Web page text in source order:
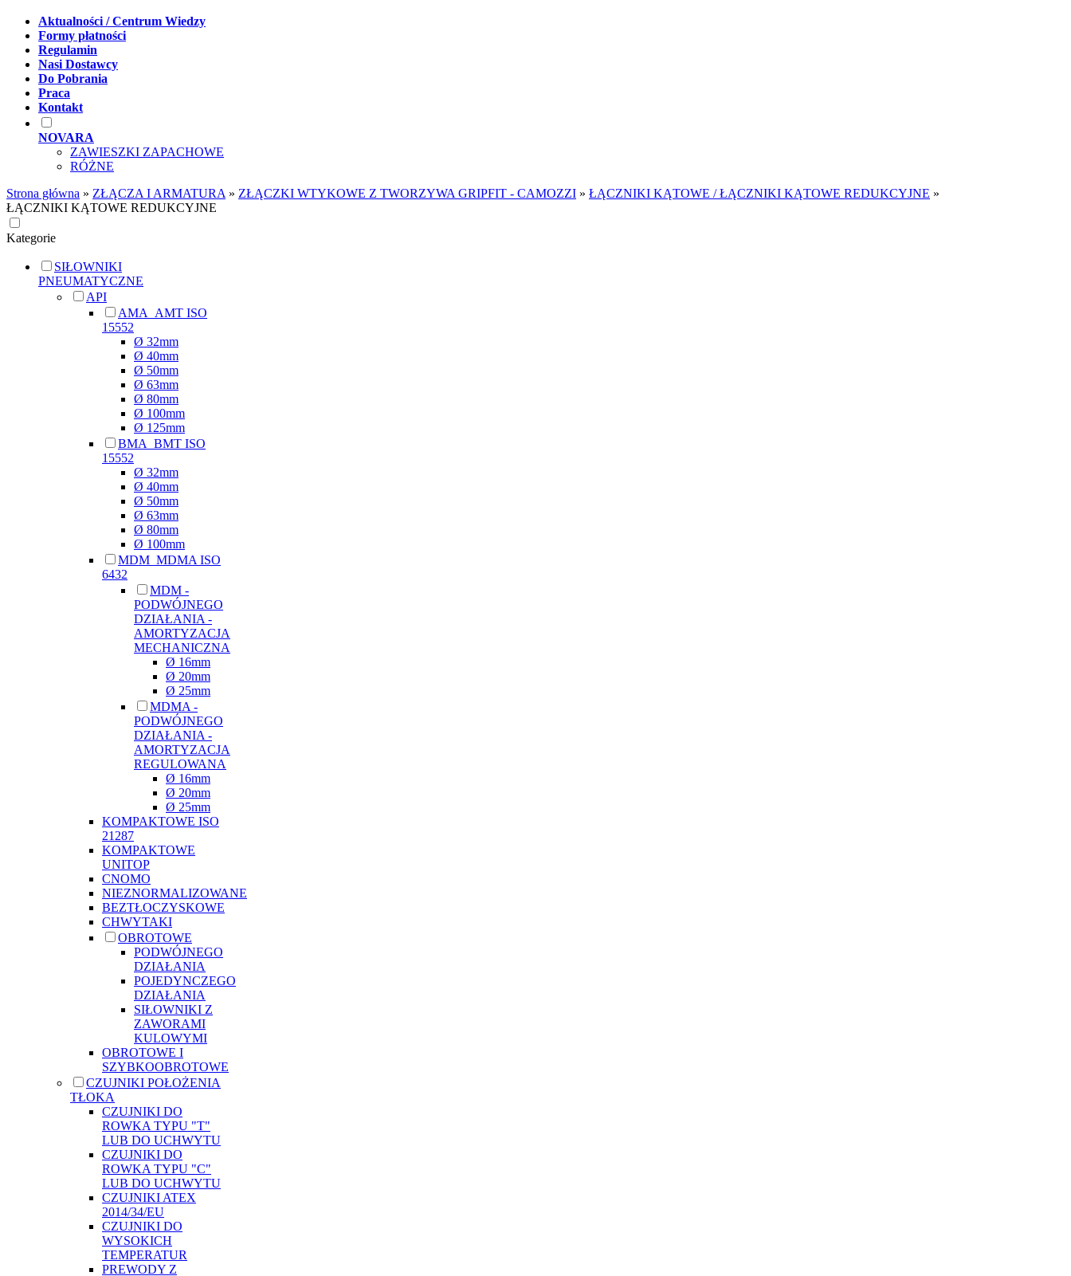
Aktualności / Centrum Wiedzy
Formy płatności
Regulamin
Nasi Dostawcy
Do Pobrania
Praca
Kontakt
NOVARA
ZAWIESZKI ZAPACHOWE
RÓŻNE
Strona główna » ZŁĄCZA I ARMATURA » ZŁĄCZKI WTYKOWE Z TWORZYWA GRIPFIT - CAMOZZI » ŁĄCZNIKI KĄTOWE / ŁĄCZNIKI KĄTOWE REDUKCYJNE »
ŁĄCZNIKI KĄTOWE REDUKCYJNE
Kategorie
SIŁOWNIKI
PNEUMATYCZNE
API
AMA_AMT ISO
15552
Ø 32mm
Ø 40mm
Ø 50mm
Ø 63mm
Ø 80mm
Ø 100mm
Ø 125mm
BMA_BMT ISO
15552
Ø 32mm
Ø 40mm
Ø 50mm
Ø 63mm
Ø 80mm
Ø 100mm
MDM_MDMA ISO
6432
MDM -
PODWÓJNEGO
DZIAŁANIA -
AMORTYZACJA
MECHANICZNA
Ø 16mm
Ø 20mm
Ø 25mm
MDMA -
PODWÓJNEGO
DZIAŁANIA -
AMORTYZACJA
REGULOWANA
Ø 16mm
Ø 20mm
Ø 25mm
KOMPAKTOWE ISO
21287
KOMPAKTOWE
UNITOP
CNOMO
NIEZNORMALIZOWANE
BEZTŁOCZYSKOWE
CHWYTAKI
OBROTOWE
PODWÓJNEGO
DZIAŁANIA
POJEDYNCZEGO
DZIAŁANIA
SIŁOWNIKI Z
ZAWORAMI
KULOWYMI
OBROTOWE I
SZYBKOOBROTOWE
CZUJNIKI POŁOŻENIA
TŁOKA
CZUJNIKI DO
ROWKA TYPU "T"
LUB DO UCHWYTU
CZUJNIKI DO
ROWKA TYPU "C"
LUB DO UCHWYTU
CZUJNIKI ATEX
2014/34/EU
CZUJNIKI DO
WYSOKICH
TEMPERATUR
PREWODY Z